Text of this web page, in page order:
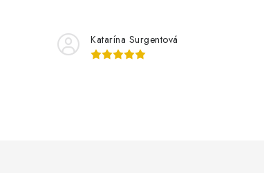
Katarína Surgentová